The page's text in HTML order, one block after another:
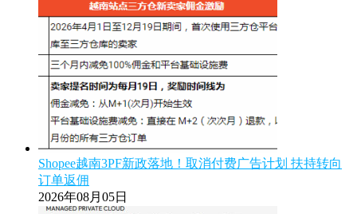
Shopee越南3PF新政落地！取消付费广告计划 扶持转向
订单返佣
2026年08月05日